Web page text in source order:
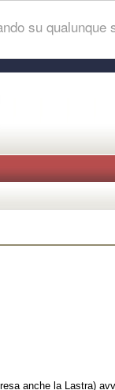
su qualunque
anche la Lastra)